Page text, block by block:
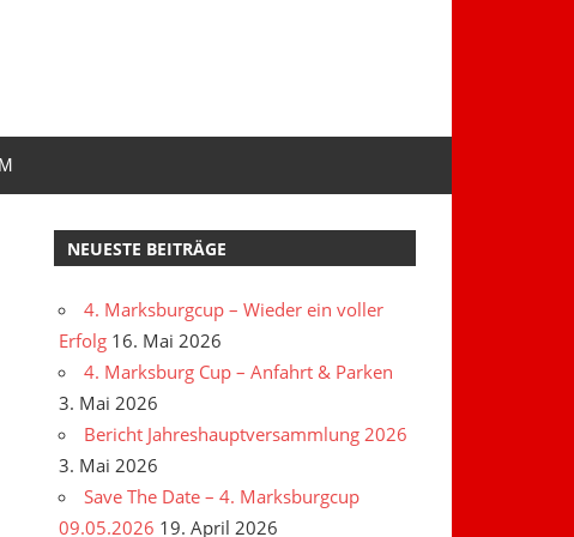
NEUESTE BEITRÄGE
4. Marksburgcup – Wieder ein voller
Erfolg 16. Mai 2026
4. Marksburg Cup – Anfahrt & Parken
3. Mai 2026
Bericht Jahreshauptversammlung 2026
3. Mai 2026
Save The Date – 4. Marksburgcup
09.05.2026 19. April 2026